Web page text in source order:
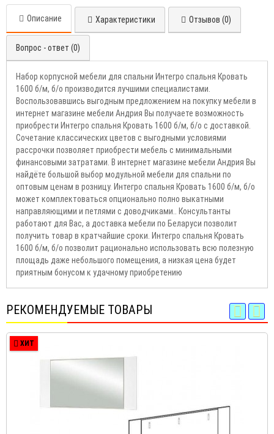
Описание Характеристики Отзывов (0)
Вопрос - ответ (0)
Набор корпусной мебели для спальни Интегро спальня Кровать
1600 б/м, б/о производится лучшими специалистами.
Воспользовавшись выгодным предложением на покупку мебели в
интернет магазине мебели Андрия Вы получаете возможность
приобрести Интегро спальня Кровать 1600 б/м, б/о с доставкой.
Сочетание классических цветов с выгодными условиями
рассрочки позволяет приобрести мебель с минимальными
финансовыми затратами. В интернет магазине мебели Андрия Вы
найдёте большой выбор модульной мебели для спальни по
оптовым ценам в розницу. Интегро спальня Кровать 1600 б/м, б/о
может комплектоваться опционально полно выкатными
направляющими и петлями с доводчиками.. Консультанты
работают для Вас, а доставка мебели по Беларуси позволит
получить товар в кратчайшие сроки. Интегро спальня Кровать
1600 б/м, б/о позволит рационально использовать всю полезную
площадь даже небольшого помещения, а низкая цена будет
приятным бонусом к удачному приобретению
РЕКОМЕНДУЕМЫЕ ТОВАРЫ
ХИТ